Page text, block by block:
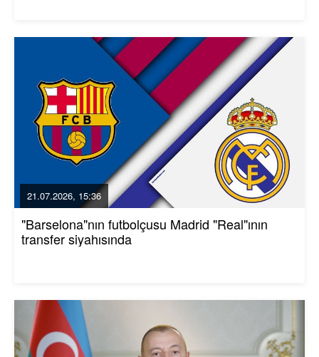
21.07.2026, 15:36
"Barselona"nın futbolçusu Madrid "Real"ının
transfer siyahısında